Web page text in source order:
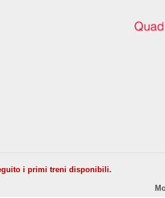
i primi treni disponibili.